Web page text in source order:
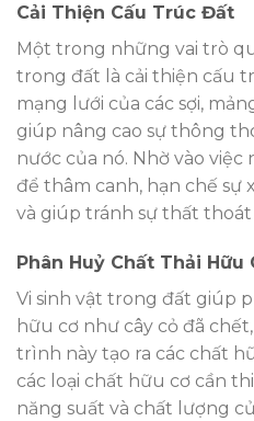
Cải Thiện Cấu Trúc Đất
Một trong những vai trò
trong đất là cải thiện cấu
mạng lưới của các sợi,
giúp nâng cao sự thông
nước của nó. Nhờ vào
để thâm canh, hạn chế sự
và giúp tránh sự thất
Phân Huỷ Chất Thải Hữu
Vi sinh vật trong đất giúp
hữu cơ như cây cỏ đã
trình này tạo ra các chất
các loại chất hữu cơ cần
năng suất và chất lượng